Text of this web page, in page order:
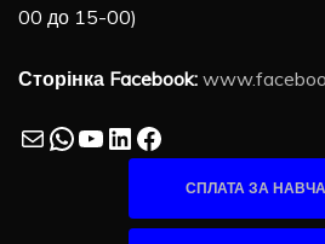
00 до 15-00)
Сторінка Facebook:
MailWhatsApp
YouTube
LinkedIn
Facebook
СПЛАТА ЗА